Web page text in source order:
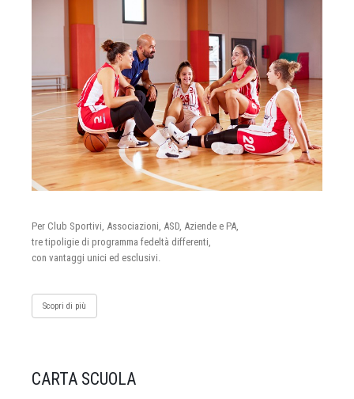
Per Club Sportivi, Associazioni, ASD, Aziende e PA,
tre tipoligie di programma fedeltà differenti,
con vantaggi unici ed esclusivi.
Scopri di più
CARTA SCUOLA